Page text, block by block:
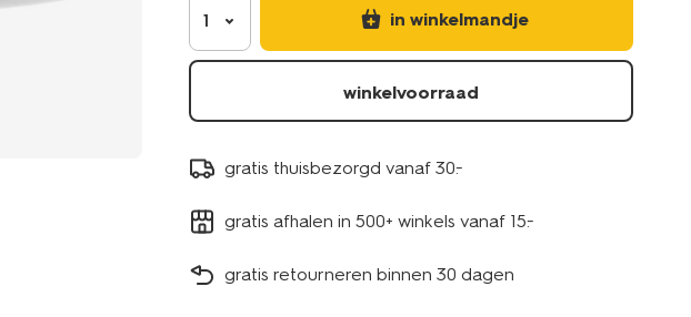
1 in winkelmandje
winkelvoorraad
gratis thuisbezorgd vanaf 30.-
gratis afhalen in 500+ winkels vanaf 15.-
gratis retourneren binnen 30 dagen